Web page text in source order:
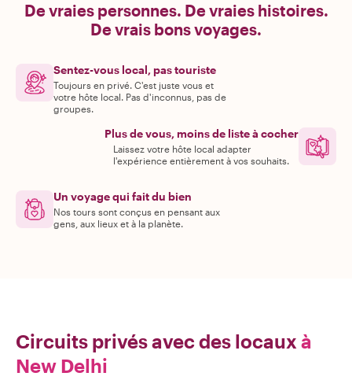
De vraies personnes. De vraies histoires.
De vrais bons voyages.
Sentez-vous local, pas touriste
Toujours en privé. C'est juste vous et
votre hôte local. Pas d'inconnus, pas de
groupes.
Plus de vous, moins de liste à cocher
Laissez votre hôte local adapter
l'expérience entièrement à vos souhaits.
Un voyage qui fait du bien
Nos tours sont conçus en pensant aux
gens, aux lieux et à la planète.
Circuits privés avec des locaux à
New Delhi